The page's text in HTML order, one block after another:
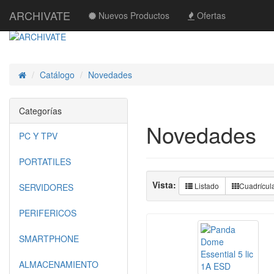
ARCHIVATE Nuevos Productos Ofertas
InicioCatálogo Novedades
Novedades
Vista: Listado
Categorías
PC Y TPV
PORTATILES
SERVIDORES
PERIFERICOS
SMARTPHONE
ALMACENAMIENTO